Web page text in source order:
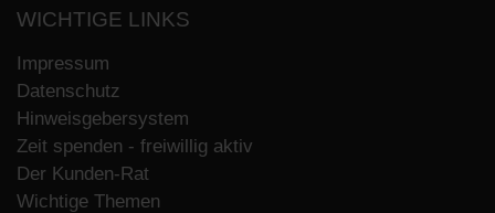
WICHTIGE LINKS
Impressum
Datenschutz
Hinweisgebersystem
Zeit spenden - freiwillig aktiv
Der Kunden-Rat
Wichtige Themen